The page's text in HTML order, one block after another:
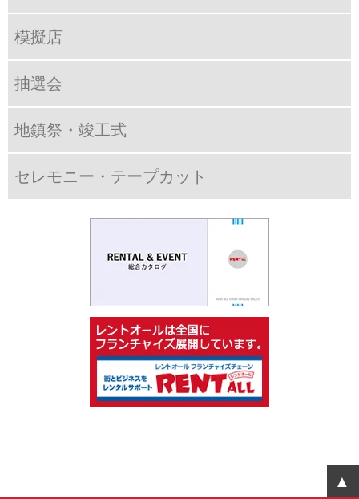
模擬店
抽選会
地鎮祭・竣工式
セレモニー・テープカット